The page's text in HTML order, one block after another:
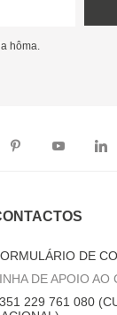
hôma.
DE
DE APOIO AO
229 761 080